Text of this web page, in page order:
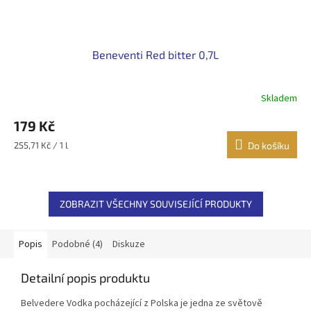
Beneventi Red bitter 0,7L
Skladem
179 Kč
Měrná
255,71 Kč / 1 l Do košíku
ZOBRAZIT VŠECHNY SOUVISEJÍCÍ PRODUKTY
Popis Podobné (4) Diskuze
Detailní popis produktu
Belvedere Vodka pocházející z Polska je jedna ze světově